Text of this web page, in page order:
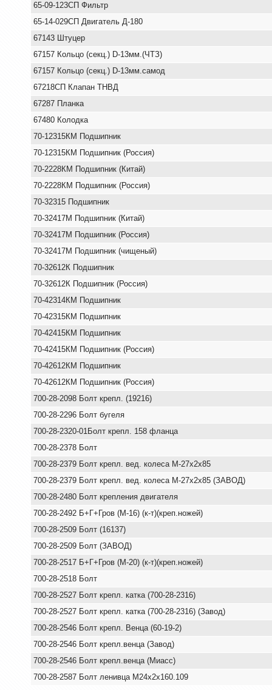
65-09-123СП Фильтр
65-14-029СП Двигатель Д-180
67143 Штуцер
67157 Кольцо (секц.) D-13мм.(ЧТЗ)
67157 Кольцо (секц.) D-13мм.самод
67218СП Клапан ТНВД
67287 Планка
67480 Колодка
70-12315КМ Подшипник
70-12315КМ Подшипник (Россия)
70-2228КМ Подшипник (Китай)
70-2228КМ Подшипник (Россия)
70-32315 Подшипник
70-32417М Подшипник (Китай)
70-32417М Подшипник (Россия)
70-32417М Подшипник (чищеный)
70-32612К Подшипник
70-32612К Подшипник (Россия)
70-42314КМ Подшипник
70-42315КМ Подшипник
70-42415КМ Подшипник
70-42415КМ Подшипник (Россия)
70-42612КМ Подшипник
70-42612КМ Подшипник (Россия)
700-28-2098 Болт крепл. (19216)
700-28-2296 Болт бугеля
700-28-2320-01Болт крепл. 158 фланца
700-28-2378 Болт
700-28-2379 Болт крепл. вед. колеса М-27х2х85
700-28-2379 Болт крепл. вед. колеса М-27х2х85 (ЗАВОД)
700-28-2480 Болт крепления двигателя
700-28-2492 Б+Г+Гров (М-16) (к-т)(креп.ножей)
700-28-2509 Болт (16137)
700-28-2509 Болт (ЗАВОД)
700-28-2517 Б+Г+Гров (М-20) (к-т)(креп.ножей)
700-28-2518 Болт
700-28-2527 Болт крепл. катка (700-28-2316)
700-28-2527 Болт крепл. катка (700-28-2316) (Завод)
700-28-2546 Болт крепл. Венца (60-19-2)
700-28-2546 Болт крепл.венца (Завод)
700-28-2546 Болт крепл.венца (Миасс)
700-28-2587 Болт ленивца М24х2х160.109